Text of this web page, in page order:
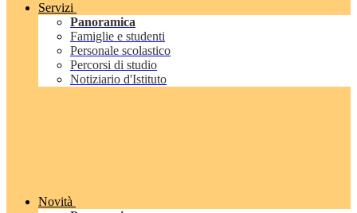
Servizi
Panoramica
Famiglie e studenti
Personale scolastico
Percorsi di studio
Notiziario d'Istituto
Novità